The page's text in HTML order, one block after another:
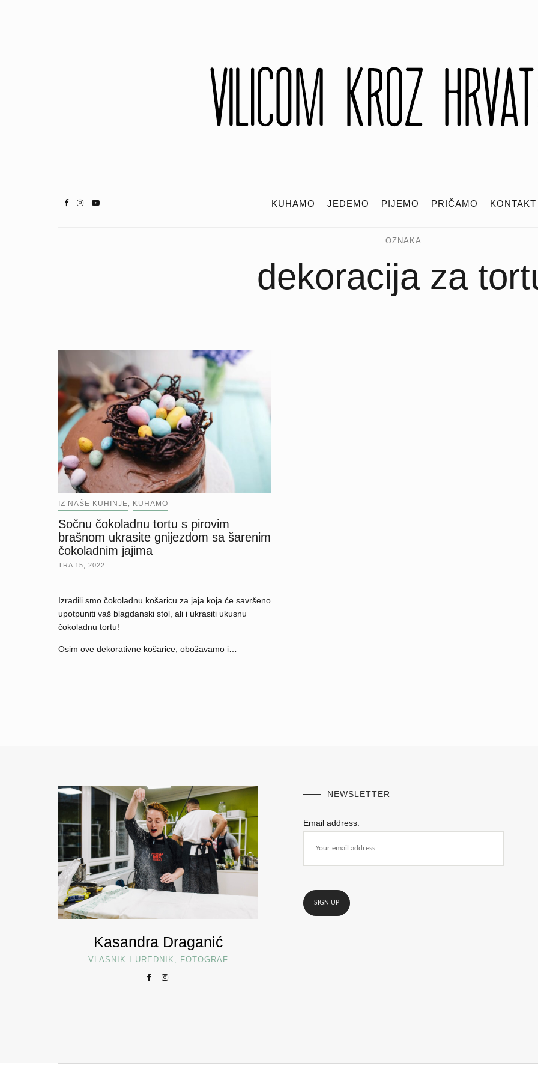
KUHAMO JEDEMO PIJEMO PRIČAMO KONTAKT
OZNAKA
dekoracija za
IZ NAŠE KUHINJE KUHAMO
Sočnu čokoladnu tortu s pirovim
brašnom ukrasite gnijezdom sa šarenim
čokoladnim jajima
TRA 15, 2022
Izradili smo čokoladnu košaricu za jaja koja će savršeno
upotpuniti vaš blagdanski stol, ali i ukrasiti ukusnu
čokoladnu tortu!
Osim ove dekorativne košarice, obožavamo i…
Kasandra Draganić
VLASNIK I UREDNIK, FOTOGRAF
NEWSLETTER
Email address: